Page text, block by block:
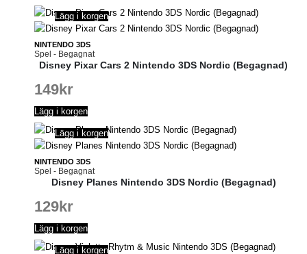
NINTENDO 3DS
Spel - Begagnat
Lägg i korgen
Disney Pixar Cars 2 Nintendo 3DS Nordic (Begagnad)
149kr
Lägg i korgen
NINTENDO 3DS
Spel - Begagnat
Lägg i korgen
Disney Planes Nintendo 3DS Nordic (Begagnad)
129kr
Lägg i korgen
Lägg i korgen